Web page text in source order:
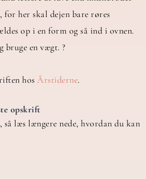
her skal dejen bare røres
op i en form og så ind i ovnen.
bruge en vægt. ?
hos Årstiderne.
opskrift
så læs længere nede, hvordan du kan